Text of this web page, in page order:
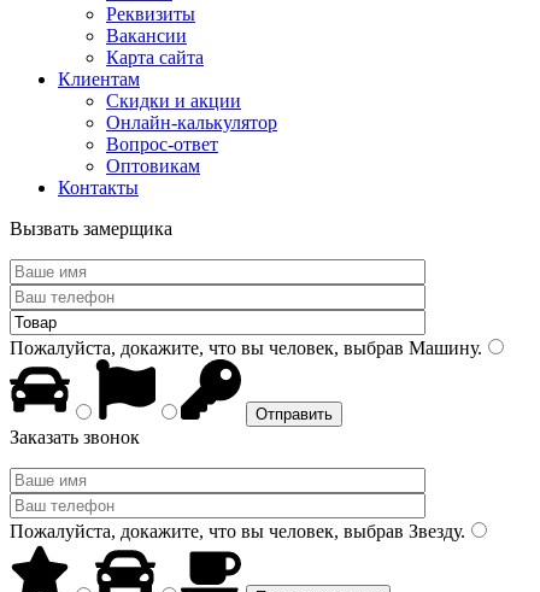
Реквизиты
Вакансии
Карта сайта
Клиентам
Скидки и акции
Онлайн-калькулятор
Вопрос-ответ
Оптовикам
Контакты
Вызвать замерщика
Пожалуйста, докажите, что вы человек, выбрав Машину.
Заказать звонок
Пожалуйста, докажите, что вы человек, выбрав Звезду.